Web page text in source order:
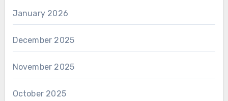
January 2026
December 2025
November 2025
October 2025